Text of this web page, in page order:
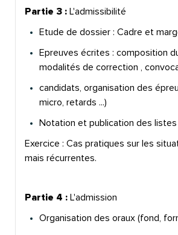
Partie 3 : L'admissibilité
Etude de dossier : Cadre et
Epreuves écrites : composition
modalités de correction ,
candidats, organisation des
micro, retards ...)
Notation et publication des listes
Exercice : Cas pratiques sur les
mais récurrentes.
Partie 4 : L'admission
Organisation des oraux (fond,